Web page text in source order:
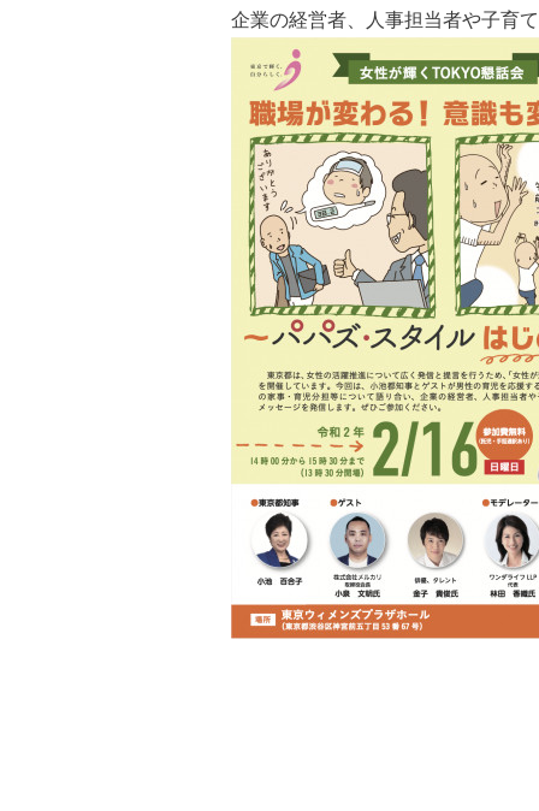
企業の経営者、人事担当者や子育